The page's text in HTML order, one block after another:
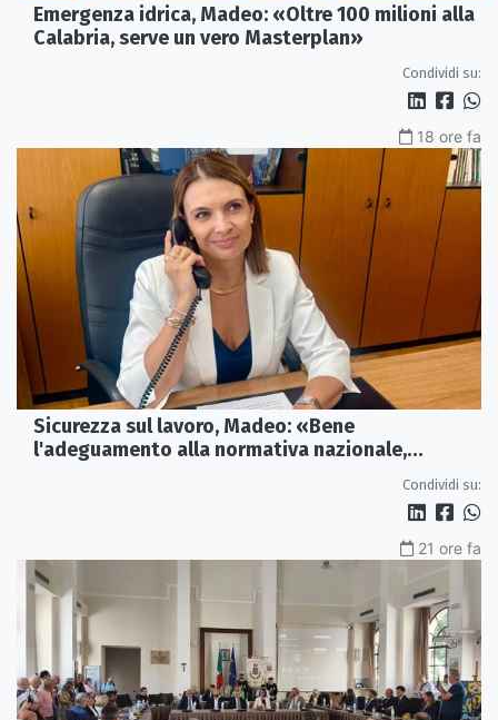
Emergenza idrica, Madeo: «Oltre 100 milioni alla
Calabria, serve un vero Masterplan»
Condividi su:
18 ore fa
Sicurezza sul lavoro, Madeo: «Bene
l'adeguamento alla normativa nazionale,
Condividi su:
21 ore fa